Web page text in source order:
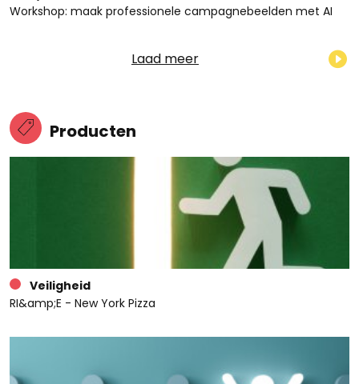
Workshop: maak professionele campagnebeelden met AI
Laad meer
Producten
Veiligheid
RI&amp;E - New York Pizza